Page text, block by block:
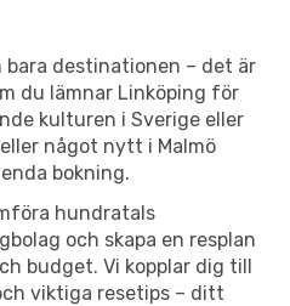
bara destinationen – det är
du lämnar Linköping för
kulturen i Sverige eller
något nytt i Malmö
bokning.
hundratals
och skapa en resplan
budget. Vi kopplar dig till
viktiga resetips – ditt